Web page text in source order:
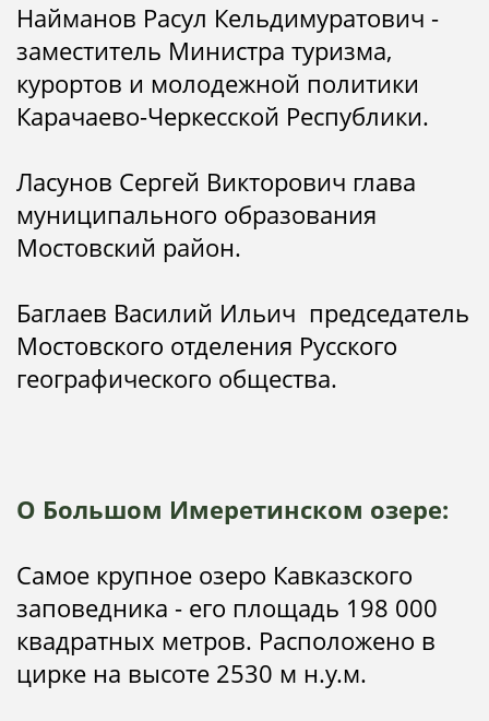
Найманов Расул Кельдимуратович -
заместитель Министра туризма,
курортов и молодежной политики
Карачаево-Черкесской Республики.
Ласунов Сергей Викторович глава
муниципального образования
Мостовский район.
Баглаев Василий Ильич председатель
Мостовского отделения Русского
географического общества.
О Большом Имеретинском озере:
Самое крупное озеро Кавказского
заповедника - его площадь 198 000
квадратных метров. Расположено в
цирке на высоте 2530 м н.у.м.